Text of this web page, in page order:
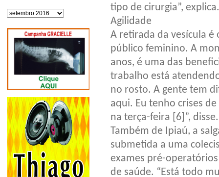
Arquivos
tipo de cirurgia”, explica.
Agilidade
A retirada da vesícula
público feminino. A
anos, é uma das
trabalho está
no rosto. A gente tem
aqui. Eu tenho crises
na terça-feira [6]”, disse.
Também de Ipiaú, a
submetida a uma
exames pré-
de saúde. “Está todo